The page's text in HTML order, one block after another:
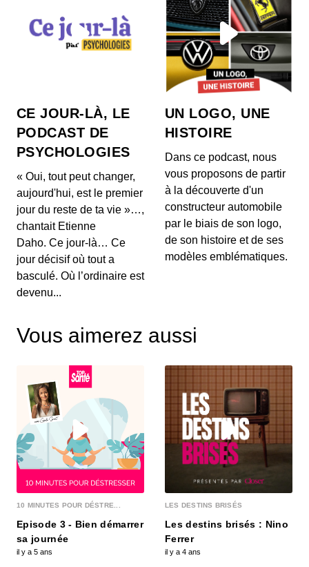
CE JOUR-LÀ, LE
PODCAST DE
PSYCHOLOGIES
« Oui, tout peut changer,
aujourd'hui, est le premier
jour du reste de ta vie »…,
chantait Etienne
Daho. Ce jour-là… Ce
jour décisif où tout a
basculé. Où l’ordinaire est
devenu...
UN LOGO, UNE
HISTOIRE
Dans ce podcast, nous
vous proposons de partir
à la découverte d'un
constructeur automobile
par le biais de son logo,
de son histoire et de ses
modèles emblématiques.
Vous aimerez aussi
10 MINUTES POUR DÉSTRE...
Episode 3 - Bien démarrer
sa journée
il y a 5 ans
LES DESTINS BRISÉS
Les destins brisés : Nino
Ferrer
il y a 4 ans